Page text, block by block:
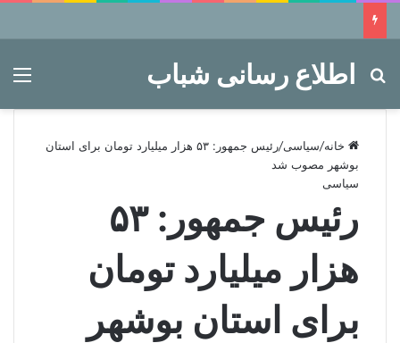
اطلاع رسانی شباب
جستجو برای
خانه/سیاسی/
رئیس جمهور: ۵۳ هزار میلیارد تومان برای استان
بوشهر مصوب شد
سیاسی
رئیس جمهور: ۵۳
هزار میلیارد تومان
برای استان بوشهر